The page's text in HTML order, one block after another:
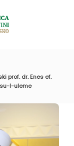
prof. dr. Enes ef.
l-uleme